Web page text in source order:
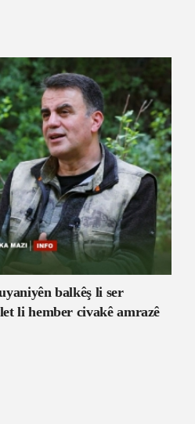
balkêş li ser
li hember civakê amrazê